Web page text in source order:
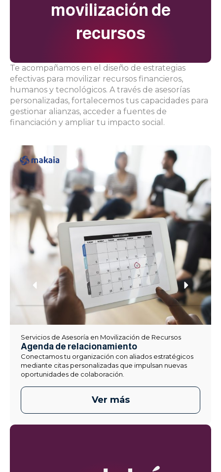
movilización de
recursos
Te acompañamos en el diseño de estrategias
efectivas para movilizar recursos financieros,
humanos y tecnológicos. A través de asesorías
personalizadas, fortalecemos tus capacidades para
gestionar alianzas, acceder a fuentes de
financiación y ampliar tu impacto social.
Servicios de Asesoría en Movilización de Recursos
Agenda de relacionamiento
Conectamos tu organización con aliados estratégicos
mediante citas personalizadas que impulsan nuevas
oportunidades de colaboración.
Ver más